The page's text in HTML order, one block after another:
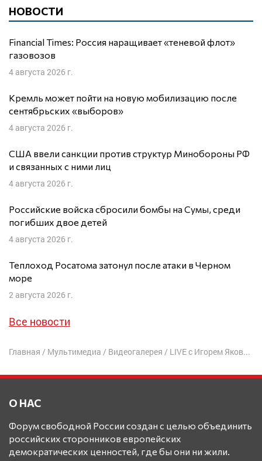
НОВОСТИ
Financial Times: Россия наращивает «теневой флот»
газовозов
4 августа 2026 г.
Кремль может пойти на новую мобилизацию после
сентябрьских «выборов»
4 августа 2026 г.
США ввели санкции против структур Минобороны РФ
и связанных с ними лиц
4 августа 2026 г.
Российские войска сбросили бомбы на Сумы, среди
погибших двое детей
4 августа 2026 г.
Теплоход Росатома затонул после атаки в Черном
море
2 августа 2026 г.
Все новости
Главная / Мультимедиа / Видеогалерея / LIVE с Игорем Яковенко: Прямиком в Орду
О НАС
Форум свободной России создан с целью объединить
российских сторонников европейских
демократических ценностей, где бы они ни жили.